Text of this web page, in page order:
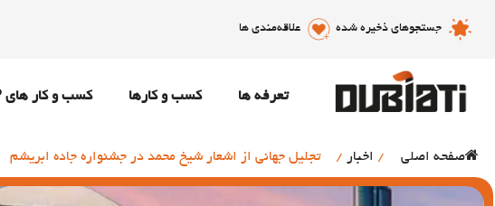
جستجوهای ذخیره شده علاقه‌مندی ها
تعرفه ها کسب و کارها کسب و کار های VIP
صفحه اصلی / اخبار / تجلیل جهانی از اشعار شیخ محمد در جشنواره جاده ابریشم